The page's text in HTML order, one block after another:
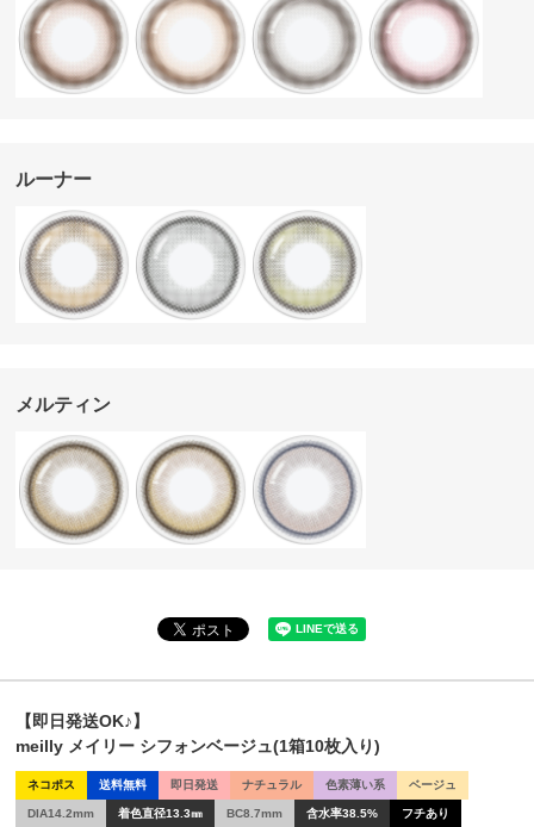
ルーナー
メルティン
【即日発送OK♪】
meilly メイリー シフォンベージュ(1箱10枚入り)
ネコポス 送料無料 即日発送 ナチュラル 色素薄い系 ベージュ
DIA14.2mm 着色直径13.3㎜ BC8.7mm 含水率38.5% フチあり